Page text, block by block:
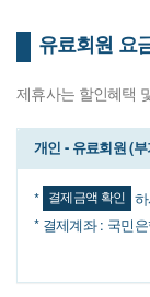
유료회원 요
제휴사는 할인혜택
개인 - 유료회원 (부
* 결제금액 확인
* 결제계좌 : 국민은